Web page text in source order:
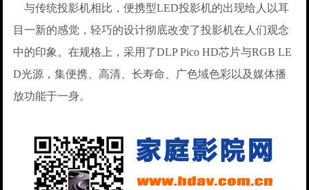
与传统投影机相比，便携型LED投影机的出现给人以耳
目一新的感觉，轻巧的设计彻底改变了投影机在人们观念
中的印象。在规格上，采用了DLP Pico HD芯片与RGB LE
D光源，集便携、高清、长寿命、广色域色彩以及媒体播
放功能于一身。